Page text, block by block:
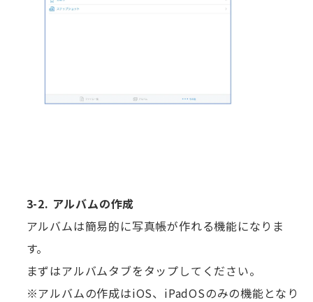
3-2. アルバムの作成
アルバムは簡易的に写真帳が作れる機能になりま
す。
まずはアルバムタブをタップしてください。
※アルバムの作成はiOS、iPadOSのみの機能となり